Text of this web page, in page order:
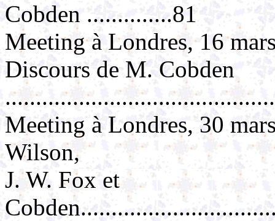
Cobden ..............81
Meeting à Londres, 16
Discours de M. Cobden
Meeting à Londres, 30
Wilson,
J. W. Fox et